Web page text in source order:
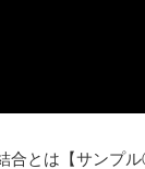
合とは【サンプル